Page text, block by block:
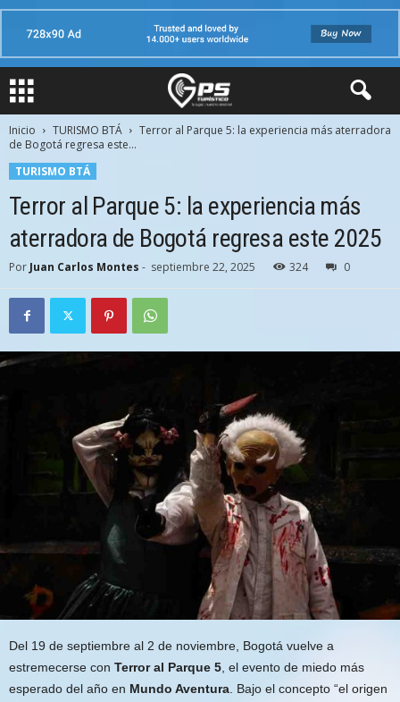
Inicio TURISMO BTÁ
Terror al Parque 5: la experiencia más aterradora
de Bogotá regresa este...
TURISMO BTÁ
Terror al Parque 5: la experiencia más
aterradora de Bogotá regresa este 2025
Por Juan Carlos Montes - septiembre 22, 2025 324 0
Del 19 de septiembre al 2 de noviembre, Bogotá vuelve a
estremecerse con Terror al Parque 5, el evento de miedo más
esperado del año en Mundo Aventura. Bajo el concepto “el origen